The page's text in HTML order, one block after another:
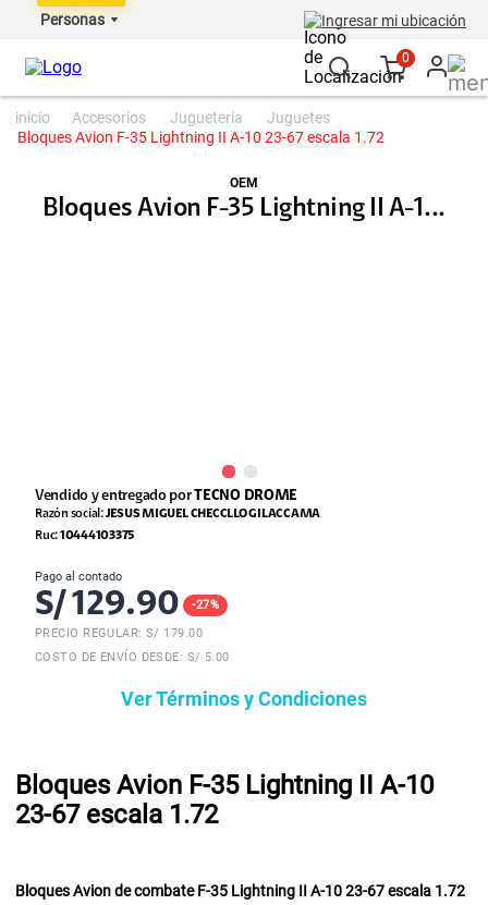
Personas Ingresar mi ubicación
0
accesorios juguetería
juguetes
Bloques Avion F-35 Lightning II A-10 23-67 escala 1.72
OEM
Bloques Avion F-35 Lightning II A-1...
Vendido y entregado por TECNO DROME
Razón social:JESUS MIGUEL CHECCLLO GILACCAMA
Ruc:10444103375
Pago al contado
S/129.90 -27%
PRECIO REGULAR: S/ 179.00
COSTO DE ENVÍO DESDE: S/ 5.00
Ver Términos y Condiciones
Bloques Avion F-35 Lightning II A-10
23-67 escala 1.72
Bloques Avion de combate F-35 Lightning II A-10 23-67 escala 1.72